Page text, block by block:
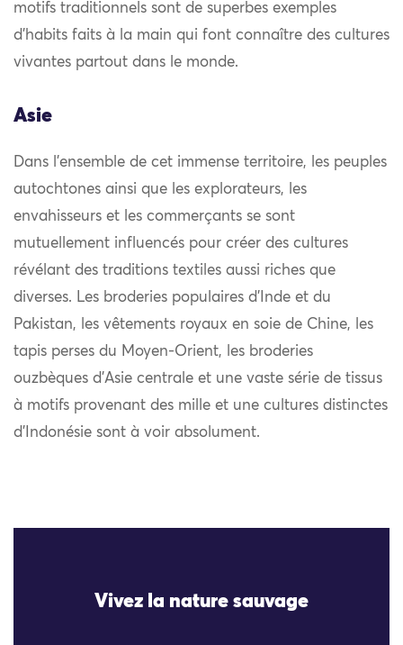
motifs traditionnels sont de superbes exemples
d’habits faits à la main qui font connaître des cultures
vivantes partout dans le monde.
Asie
Dans l’ensemble de cet immense territoire, les peuples
autochtones ainsi que les explorateurs, les
envahisseurs et les commerçants se sont
mutuellement influencés pour créer des cultures
révélant des traditions textiles aussi riches que
diverses. Les broderies populaires d’Inde et du
Pakistan, les vêtements royaux en soie de Chine, les
tapis perses du Moyen-Orient, les broderies
ouzbèques d’Asie centrale et une vaste série de tissus
à motifs provenant des mille et une cultures distinctes
d’Indonésie sont à voir absolument.
Vivez la nature sauvage